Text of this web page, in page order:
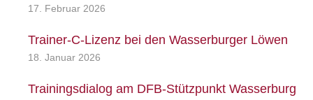
17. Februar 2026
Trainer-C-Lizenz bei den Wasserburger Löwen
18. Januar 2026
Trainingsdialog am DFB-Stützpunkt Wasserburg